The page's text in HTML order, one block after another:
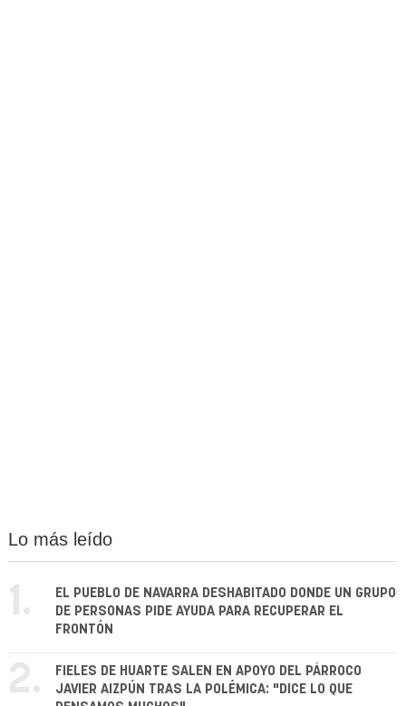
Lo más leído
1.
EL PUEBLO DE NAVARRA DESHABITADO DONDE UN GRUPO
DE PERSONAS PIDE AYUDA PARA RECUPERAR EL
FRONTÓN
2.
FIELES DE HUARTE SALEN EN APOYO DEL PÁRROCO
JAVIER AIZPÚN TRAS LA POLÉMICA: "DICE LO QUE